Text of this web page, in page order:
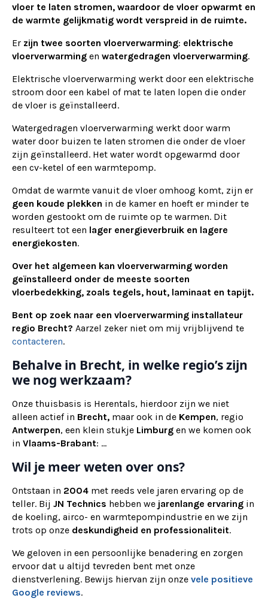
vloer te laten stromen, waardoor de vloer opwarmt en
de warmte gelijkmatig wordt verspreid in de ruimte.
Er zijn twee soorten vloerverwarming: elektrische
vloerverwarming en watergedragen vloerverwarming.
Elektrische vloerverwarming werkt door een elektrische
stroom door een kabel of mat te laten lopen die onder
de vloer is geïnstalleerd.
Watergedragen vloerverwarming werkt door warm
water door buizen te laten stromen die onder de vloer
zijn geïnstalleerd. Het water wordt opgewarmd door
een cv-ketel of een warmtepomp.
Omdat de warmte vanuit de vloer omhoog komt, zijn er
geen koude plekken in de kamer en hoeft er minder te
worden gestookt om de ruimte op te warmen. Dit
resulteert tot een lager energieverbruik en lagere
energiekosten.
Over het algemeen kan vloerverwarming worden
geïnstalleerd onder de meeste soorten
vloerbedekking, zoals tegels, hout, laminaat en tapijt.
Bent op zoek naar een vloerverwarming installateur
regio Brecht? Aarzel zeker niet om mij vrijblijvend te
contacteren.
Behalve in Brecht, in welke regio’s zijn
we nog werkzaam?
Onze thuisbasis is Herentals, hierdoor zijn we niet
alleen actief in Brecht, maar ook in de Kempen, regio
Antwerpen, een klein stukje Limburg en we komen ook
in Vlaams-Brabant: ...
Wil je meer weten over ons?
Ontstaan in 2004 met reeds vele jaren ervaring op de
teller. Bij JN Technics hebben we jarenlange ervaring in
de koeling, airco- en warmtepompindustrie en we zijn
trots op onze deskundigheid en professionaliteit.
We geloven in een persoonlijke benadering en zorgen
ervoor dat u altijd tevreden bent met onze
dienstverlening. Bewijs hiervan zijn onze vele positieve
Google reviews.